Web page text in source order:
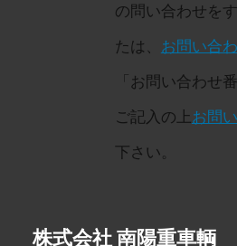
の問い合わせを
たは、
お問い合
「お問い合わせ
ご記入の上 お問
下さい。
株式会社 南陽重車輌